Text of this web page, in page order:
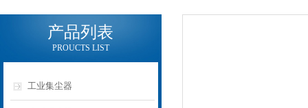
产品列表
PROUCTS LIST
工业集尘器